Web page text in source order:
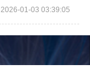
2026-01-03 03:39:05